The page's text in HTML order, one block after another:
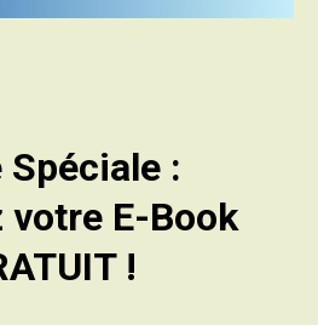
:
votre E-Book
!